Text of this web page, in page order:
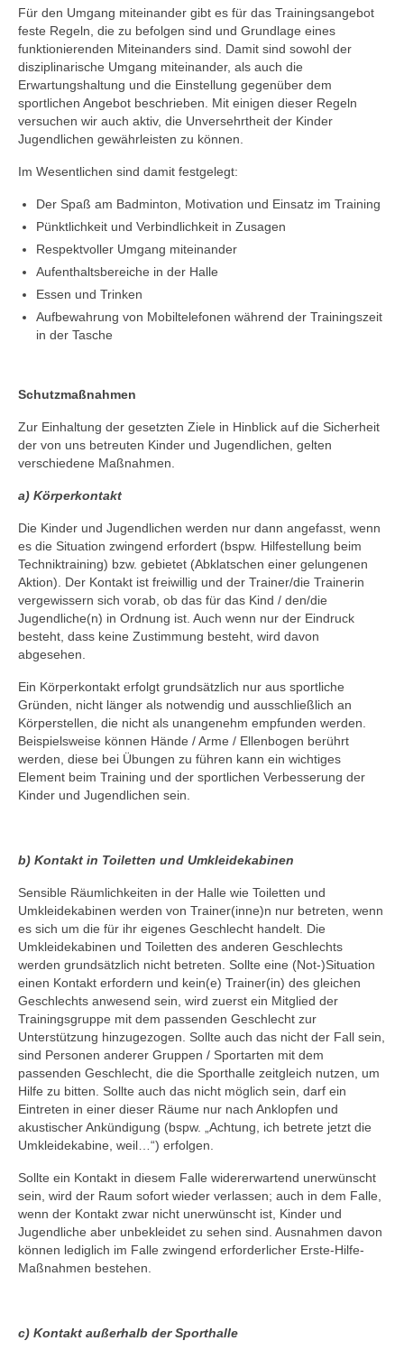
Tabelle U15-Mini | Saison 2024/2025
Tabelle U13-Mini | Saison 2024/2025
Saison 2023/2024
Tabelle Verbandsliga Nord | Saison
2023/2024
Tabelle Jugendklasse | Saison 2023/2024
Tabelle U19-Mini | Saison 2023/2024
Tabelle U17-Mini | Saison 2023/2024
Tabelle Schülerklasse | Saison 2023/2024
Tabelle U15-Mini | Saison 2023/2024
Saison 2022/2023
Saison 2021/2022
Saison 2020/2021
Saison 2018/2019
Saison 2017/2018
Saison 2016/2017
Saison 2014/2015
Saison 2013/2014
Turniere
Hessen
Hessische Meisterschaften U13 – U19 2015
Kontakt
Vorstand
Trainer
Mitglied werden
Für den Umgang miteinander gibt es für das Trainingsangebot
feste Regeln, die zu befolgen sind und Grundlage eines
funktionierenden Miteinanders sind. Damit sind sowohl der
disziplinarische Umgang miteinander, als auch die
Erwartungshaltung und die Einstellung gegenüber dem
sportlichen Angebot beschrieben. Mit einigen dieser Regeln
versuchen wir auch aktiv, die Unversehrtheit der Kinder
Jugendlichen gewährleisten zu können.
Im Wesentlichen sind damit festgelegt:
Der Spaß am Badminton, Motivation und Einsatz im Training
Pünktlichkeit und Verbindlichkeit in Zusagen
Respektvoller Umgang miteinander
Aufenthaltsbereiche in der Halle
Essen und Trinken
Aufbewahrung von Mobiltelefonen während der Trainingszeit
in der Tasche
Schutzmaßnahmen
Zur Einhaltung der gesetzten Ziele in Hinblick auf die Sicherheit
der von uns betreuten Kinder und Jugendlichen, gelten
verschiedene Maßnahmen.
a) Körperkontakt
Die Kinder und Jugendlichen werden nur dann angefasst, wenn
es die Situation zwingend erfordert (bspw. Hilfestellung beim
Techniktraining) bzw. gebietet (Abklatschen einer gelungenen
Aktion). Der Kontakt ist freiwillig und der Trainer/die Trainerin
vergewissern sich vorab, ob das für das Kind / den/die
Jugendliche(n) in Ordnung ist. Auch wenn nur der Eindruck
besteht, dass keine Zustimmung besteht, wird davon
abgesehen.
Ein Körperkontakt erfolgt grundsätzlich nur aus sportliche
Gründen, nicht länger als notwendig und ausschließlich an
Körperstellen, die nicht als unangenehm empfunden werden.
Beispielsweise können Hände / Arme / Ellenbogen berührt
werden, diese bei Übungen zu führen kann ein wichtiges
Element beim Training und der sportlichen Verbesserung der
Kinder und Jugendlichen sein.
b) Kontakt in Toiletten und Umkleidekabinen
Sensible Räumlichkeiten in der Halle wie Toiletten und
Umkleidekabinen werden von Trainer(inne)n nur betreten, wenn
es sich um die für ihr eigenes Geschlecht handelt. Die
Umkleidekabinen und Toiletten des anderen Geschlechts
werden grundsätzlich nicht betreten. Sollte eine (Not-)Situation
einen Kontakt erfordern und kein(e) Trainer(in) des gleichen
Geschlechts anwesend sein, wird zuerst ein Mitglied der
Trainingsgruppe mit dem passenden Geschlecht zur
Unterstützung hinzugezogen. Sollte auch das nicht der Fall sein,
sind Personen anderer Gruppen / Sportarten mit dem
passenden Geschlecht, die die Sporthalle zeitgleich nutzen, um
Hilfe zu bitten. Sollte auch das nicht möglich sein, darf ein
Eintreten in einer dieser Räume nur nach Anklopfen und
akustischer Ankündigung (bspw. „Achtung, ich betrete jetzt die
Umkleidekabine, weil…“) erfolgen.
Sollte ein Kontakt in diesem Falle widererwartend unerwünscht
sein, wird der Raum sofort wieder verlassen; auch in dem Falle,
wenn der Kontakt zwar nicht unerwünscht ist, Kinder und
Jugendliche aber unbekleidet zu sehen sind. Ausnahmen davon
können lediglich im Falle zwingend erforderlicher Erste-Hilfe-
Maßnahmen bestehen.
c) Kontakt außerhalb der Sporthalle